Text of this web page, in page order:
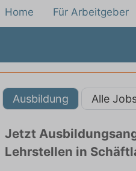
Home Für Arbeitgeber
Ausbildung Alle
Jetzt
Lehrstellen in